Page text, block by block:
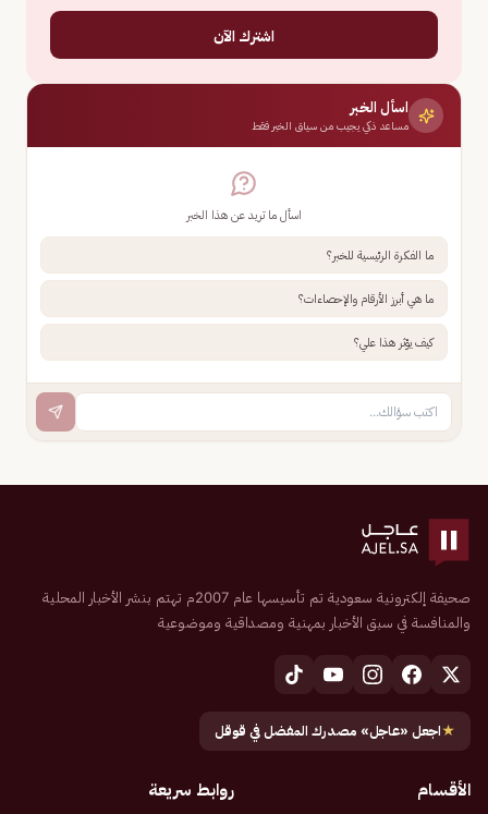
اشترك الآن
اسأل الخبر
مساعد ذكي يجيب من سياق الخبر فقط
اسأل ما تريد عن هذا الخبر
ما الفكرة الرئيسية للخبر؟
ما هي أبرز الأرقام والإحصاءات؟
كيف يؤثر هذا علي؟
صحيفة إلكترونية سعودية تم تأسيسها عام 2007م تهتم بنشر الأخبار المحلية
والمنافسة في سبق الأخبار بمهنية ومصداقية وموضوعية
★اجعل «عاجل» مصدرك المفضل في قوقل
الأقسام روابط سريعة